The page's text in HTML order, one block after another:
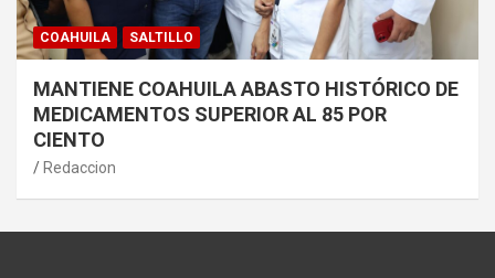
COAHUILA SALTILLO
MANTIENE COAHUILA ABASTO HISTÓRICO DE
MEDICAMENTOS SUPERIOR AL 85 POR
CIENTO
Redaccion